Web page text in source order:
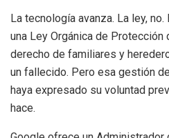
La tecnología avanza. La ley,
una Ley Orgánica de
derecho de familiares y
un fallecido. Pero esa gestión
haya expresado su voluntad
hace.